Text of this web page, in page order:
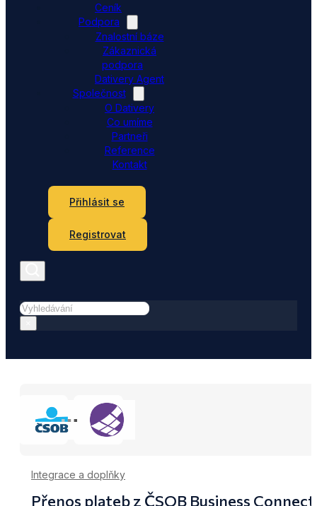
Ceník
Podpora
Znalostní báze
Zákaznická
podpora
Dativery Agent
Společnost
O Dativery
Co umíme
Partneři
Reference
Kontakt
Přihlásit se
Registrovat
Hledat
Integrace a doplňky
Přenos plateb z ČSOB Business